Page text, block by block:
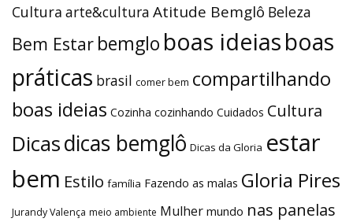
Cultura arte&cultura Atitude Bemglô Beleza
Bem Estar bemglo boas ideiasboas
práticas brasil comer bem compartilhando
boas ideias Cozinha cozinhando Cuidados Cultura
Dicasdicas bemglô Dicas da Gloria estar
bem Estilo família Fazendo as malas Gloria Pires
Jurandy Valença meio ambiente Mulher mundo nas panelas